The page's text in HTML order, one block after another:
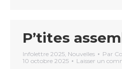
P’tites
Infolettre 2025, Nouvelles Par
10 octobre 2025
Laisser un